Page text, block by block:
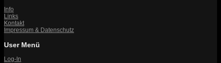
Info
Links
Kontakt
Impressum & Datenschutz
User Menü
Log-In